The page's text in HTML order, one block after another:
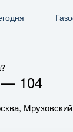
— 104